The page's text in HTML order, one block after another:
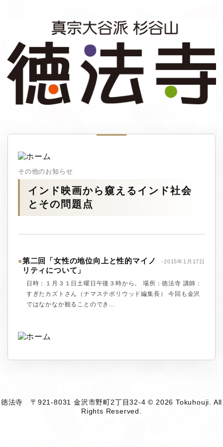
その他のお知らせ
インド映画から窺えるインド社会
とその問題点
●第二回「女性の地位向上と性的マイノ
リティについて」
-2015年1月17日
日時：１月３１日土曜日午後３時から。 場所：徳法寺 講師：
すぎたカズトさん（ナマステボリウッド編集長） 今回も金沢
ではなかなか観ることのでき...
徳法寺 〒921-8031 金沢市野町2丁目32-4 © 2026 Tokuhouji. All
Rights Reserved.